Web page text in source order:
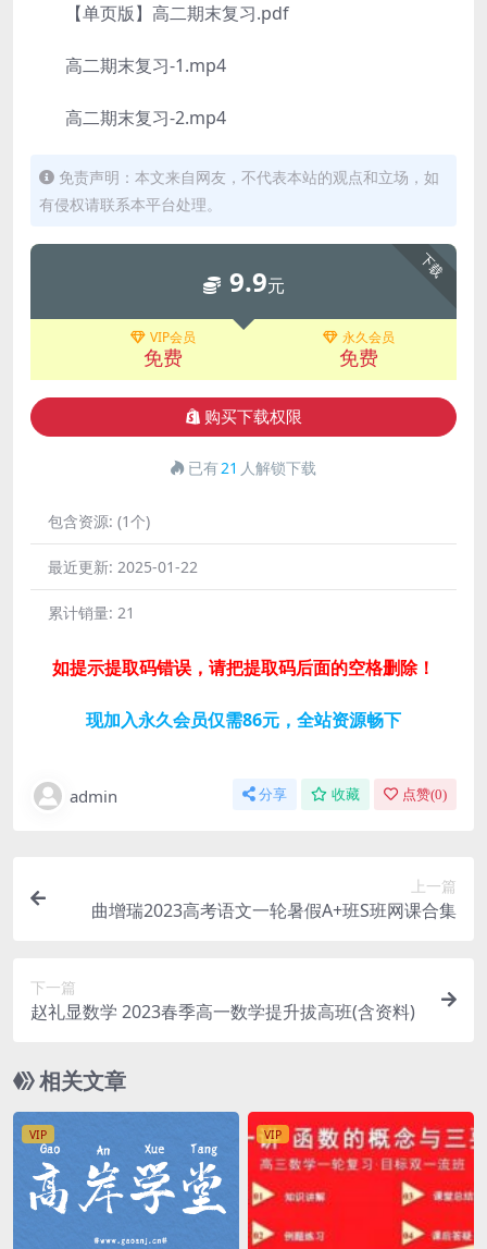
【单页版】高二期末复习.pdf
高二期末复习-1.mp4
高二期末复习-2.mp4
免责声明：本文来自网友，不代表本站的观点和立场，如
有侵权请联系本平台处理。
下载
9.9元
VIP会员
免费
永久会员
免费
购买下载权限
已有21 人解锁下载
包含资源: (1个)
最近更新: 2025-01-22
累计销量: 21
如提示提取码错误，请把提取码后面的空格删除！
现加入永久会员仅需86元，全站资源畅下
admin 分享 收藏 点赞(0)
上一篇
曲增瑞2023高考语文一轮暑假A+班S班网课合集
下一篇
赵礼显数学 2023春季高一数学提升拔高班(含资料)
相关文章
VIP VIP